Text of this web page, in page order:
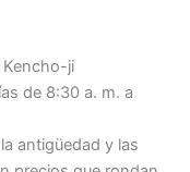
ji
de 8:30 a. m. a
antigüedad y las